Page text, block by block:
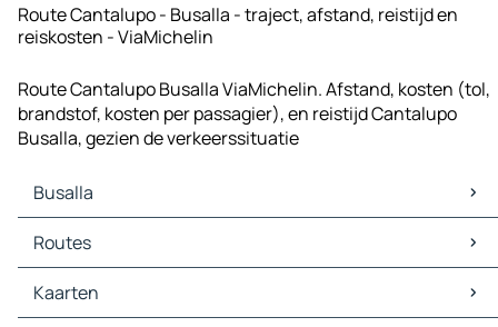
Route Cantalupo - Busalla - traject, afstand, reistijd en
reiskosten - ViaMichelin
Route Cantalupo Busalla ViaMichelin. Afstand, kosten (tol,
brandstof, kosten per passagier), en reistijd Cantalupo
Busalla, gezien de verkeerssituatie
Busalla
Busalla Kaarten
Busalla Verkeer
Busalla Hotels
Busalla Restaurants
Routes
Routes Busalla - Genua
Routes Busalla - Savignone
Kaarten